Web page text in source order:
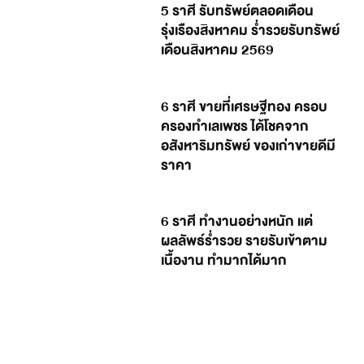
5 ราศี รับทรัพย์ตลอดเดือน
รุ่งเรืองสิงหาคม ร่ำรวยรับทรัพย์
เดือนสิงหาคม 2569
6 ราศี ขายที่เศรษฐีทอง ครอบ
ครองทำเลเพชร ได้โชคจาก
อสังหาริมทรัพย์ ของเก่าขายดีมี
ราคา
6 ราศี ทำงานอย่างหนัก แต่
ผลลัพธ์ร่ำรวย รายรับเข้าตาม
เนื้องาน ทำมากได้มาก